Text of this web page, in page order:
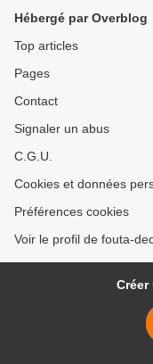
Hébergé par Overblog
Top articles
Pages
Contact
Signaler un abus
C.G.U.
Cookies et données
Préférences cookies
Voir le profil de fouta-